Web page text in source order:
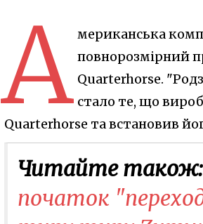
А мериканська
повнорозмірний
Quarterhorse.
стало те, що
Quarterhorse та встановив
Читайте також:
початок